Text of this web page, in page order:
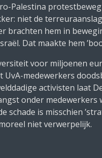
Palestina
niet de
brachten hem in
Dat maakte hem
voor miljoenen
UvA-medewerkers
activisten laat
onder medewerkers
schade is misschien
niet verwerpelijk.